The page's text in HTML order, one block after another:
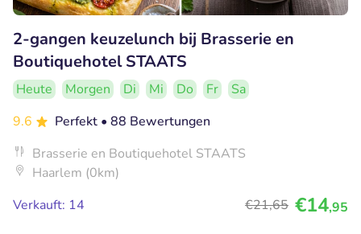
2-gangen keuzelunch bij Brasserie en
Boutiquehotel STAATS
Heute Morgen Di Mi Do Fr
Sa
9.6
Perfekt • 88 Bewertungen
Brasserie en Boutiquehotel STAATS
Haarlem (0km)
Verkauft: 14
€21,65 €14,95